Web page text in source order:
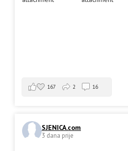
167 2 16
SJENICA.com
3 dana prije